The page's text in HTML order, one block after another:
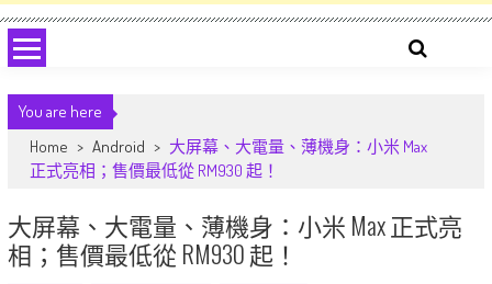
You are here
Home > Android > 大屏幕、大電量、薄機身：小米 Max
正式亮相；售價最低從 RM930 起！
大屏幕、大電量、薄機身：小米 Max 正式亮
相；售價最低從 RM930 起！